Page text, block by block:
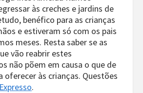
às creches e jardins de
benéfico para as crianças
e estiveram só com os pais
meses. Resta saber se as
vão reabrir estes
não põem em causa o que de
oferecer às crianças. Questões
Expresso.